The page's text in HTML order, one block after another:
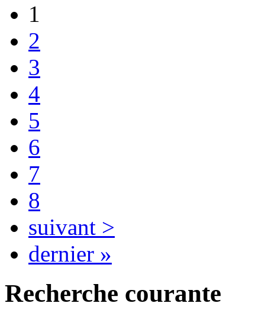
1
2
3
4
5
6
7
8
suivant >
dernier »
Recherche courante